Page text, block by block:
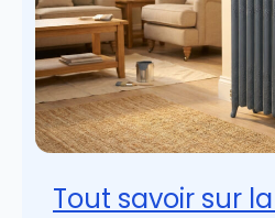
Tout savoir sur